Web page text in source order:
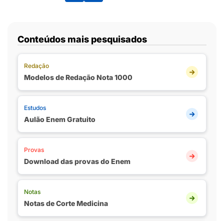
Conteúdos mais pesquisados
Redação
Modelos de Redação Nota 1000
Estudos
Aulão Enem Gratuito
Provas
Download das provas do Enem
Notas
Notas de Corte Medicina